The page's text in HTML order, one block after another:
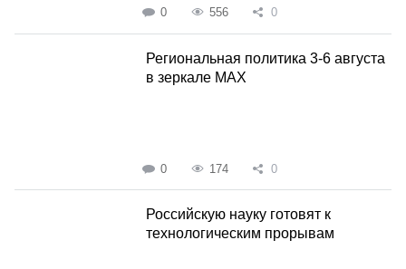
0 556 0
Региональная политика 3-6 августа
в зеркале MAX
0 174 0
Российскую науку готовят к
технологическим прорывам